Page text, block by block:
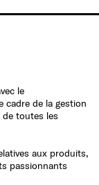
le
cadre de la gestion
toutes les
aux produits,
passionnants